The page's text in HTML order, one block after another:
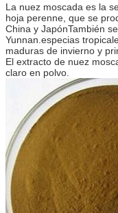
La nuez moscada es la
hoja perenne, que se
China y JapónTambién
Yunnan. especias
maduras de invierno y
El extracto de nuez
claro en polvo.